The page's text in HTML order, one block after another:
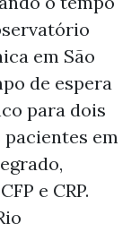
em São
de espera
para dois
em
e CRP.